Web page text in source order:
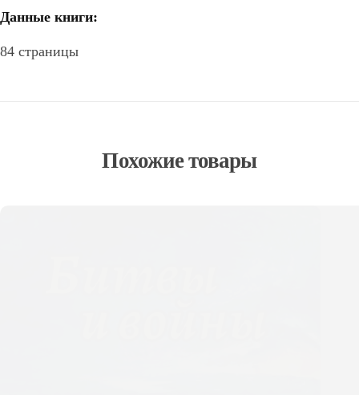
Данные книги:
84 страницы
Похожие товары